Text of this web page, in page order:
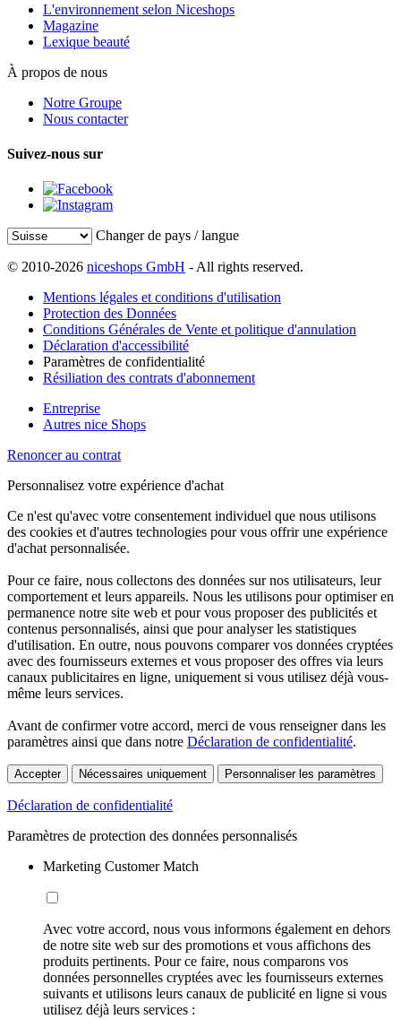
L'environnement selon Niceshops
Magazine
Lexique beauté
À propos de nous
Notre Groupe
Nous contacter
Suivez-nous sur
Changer de pays / langue
© 2010-2026 niceshops GmbH - All rights reserved.
Mentions légales et conditions d'utilisation
Protection des Données
Conditions Générales de Vente et politique d'annulation
Déclaration d'accessibilité
Paramètres de confidentialité
Résiliation des contrats d'abonnement
Entreprise
Autres nice Shops
Renoncer au contrat
Personnalisez votre expérience d'achat
Ce n'est qu'avec votre consentement individuel que nous utilisons
des cookies et d'autres technologies pour vous offrir une expérience
d'achat personnalisée.
Pour ce faire, nous collectons des données sur nos utilisateurs, leur
comportement et leurs appareils. Nous les utilisons pour optimiser en
permanence notre site web et pour vous proposer des publicités et
contenus personnalisés, ainsi que pour analyser les statistiques
d'utilisation. En outre, nous pouvons comparer vos données cryptées
avec des fournisseurs externes et vous proposer des offres via leurs
canaux publicitaires en ligne, uniquement si vous utilisez déjà vous-
même leurs services.
Avant de confirmer votre accord, merci de vous renseigner dans les
paramètres ainsi que dans notre Déclaration de confidentialité.
Accepter Nécessaires uniquement Personnaliser les paramètres
Déclaration de confidentialité
Paramètres de protection des données personnalisés
Marketing Customer Match
Avec votre accord, nous vous informons également en dehors
de notre site web sur des promotions et vous affichons des
produits pertinents. Pour ce faire, nous comparons vos
données personnelles cryptées avec les fournisseurs externes
suivants et utilisons leurs canaux de publicité en ligne si vous
utilisez déjà leurs services :